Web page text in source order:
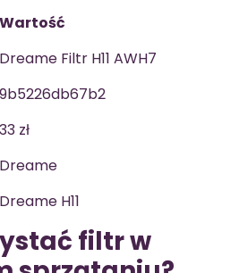
Wartość
Dreame Filtr H11 AWH7
9b5226db67b2
33 zł
Dreame
Dreame H11
filtr w